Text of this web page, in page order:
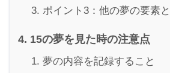
ポイント3：他の夢の要素
15の夢を見た時の注意点
夢の内容を記録すること